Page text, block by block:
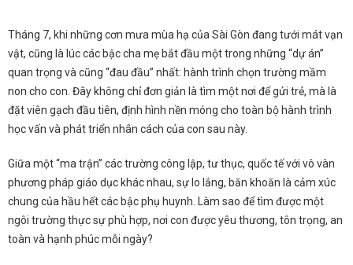
Tháng 7, khi những cơn mưa mùa hạ của Sài Gòn đang tưới mát vạn
vật, cũng là lúc các bậc cha mẹ bắt đầu một trong những “dự án”
quan trọng và cũng “đau đầu” nhất: hành trình chọn trường mầm
non cho con. Đây không chỉ đơn giản là tìm một nơi để gửi trẻ, mà là
đặt viên gạch đầu tiên, định hình nền móng cho toàn bộ hành trình
học vấn và phát triển nhân cách của con sau này.
Giữa một “ma trận” các trường công lập, tư thục, quốc tế với vô vàn
phương pháp giáo dục khác nhau, sự lo lắng, băn khoăn là cảm xúc
chung của hầu hết các bậc phụ huynh. Làm sao để tìm được một
ngôi trường thực sự phù hợp, nơi con được yêu thương, tôn trọng, an
toàn và hạnh phúc mỗi ngày?